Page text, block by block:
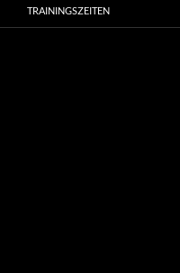
TRAININGSZEITEN